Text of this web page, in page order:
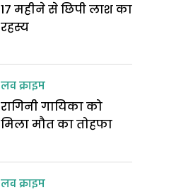
17 महीने से छिपी लाश का
रहस्य
लव क्राइम
रागिनी गायिका को
मिला मौत का तोहफा
लव क्राइम